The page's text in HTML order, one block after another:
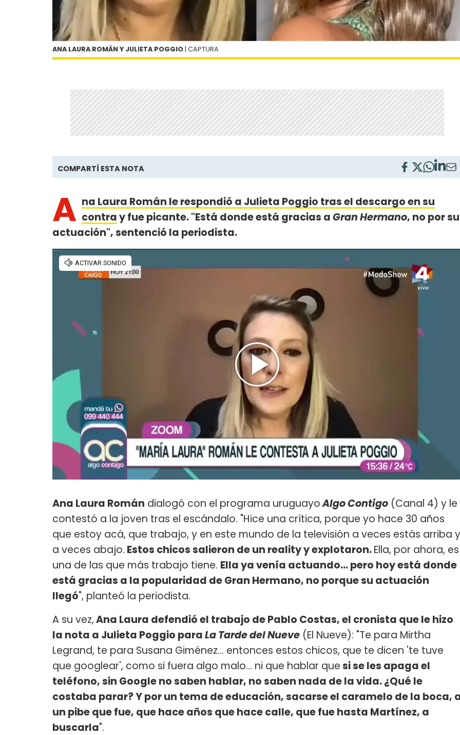
ANA LAURA ROMÁN Y JULIETA POGGIO | CAPTURA
COMPARTÍ ESTA NOTA
A na Laura Román le respondió a Julieta Poggio tras el descargo en su
contray fue picante. "Está donde está gracias aGran Hermano, no por su
actuación", sentenció la periodista.
Ana Laura Román dialogó con el programa uruguayoAlgo Contigo (Canal 4) y le
contestó a la joven tras el escándalo. "Hice una crítica, porque yo hace 30 años
que estoy acá, que trabajo, y en este mundo de la televisión a veces estás arriba y
a veces abajo. Estos chicos salieron de un reality y explotaron.Ella, por ahora, es
una de las que más trabajo tiene. Ella ya venía actuando... pero hoy está donde
está gracias a la popularidad de Gran Hermano, no porque su actuación
llegó", planteó la periodista.
A su vez,Ana Laura defendió el trabajo de Pablo Costas, el cronista que le hizo
la nota a Julieta Poggio paraLa Tarde del Nueve (El Nueve): "Te para Mirtha
Legrand, te para Susana Giménez... entonces estos chicos, que te dicen 'te tuve
que googlear', como si fuera algo malo... ni que hablar quesi se les apaga el
teléfono, sin Google no saben hablar, no saben nada de la vida. ¿Qué le
costaba parar? Y por un tema de educación, sacarse el caramelo de la boca,
un pibe que fue, que hace años que hace calle, que fue hasta Martínez, a
buscarla".